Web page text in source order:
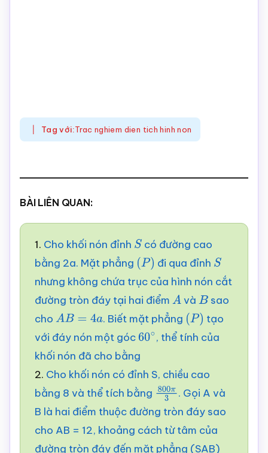
Tag với:Trac nghiem dien tich hinh non
BÀI LIÊN QUAN:
1. Cho khối nón đỉnh S có đường cao
bằng 2a. Mặt phẳng (P) đi qua đỉnh S
nhưng không chứa trục của hình nón cắt
đường tròn đáy tại hai điểm A vàB sao
cho AB= 4a . Biết mặt phẳng (P) tạo
với đáy nón một góc60∘, thể tính của
khối nón đã cho bằng
2. Cho khối nón có đỉnh S, chiều cao
bằng 8 và thể tích bằng 800π 3
. Gọi A và
B là hai điểm thuộc đường tròn đáy sao
cho AB = 12, khoảng cách từ tâm của
đường tròn đáy đến mặt phẳng (SAB)